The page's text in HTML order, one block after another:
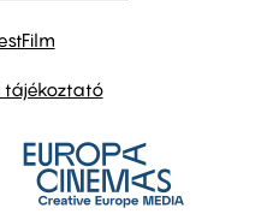
tájékoztató